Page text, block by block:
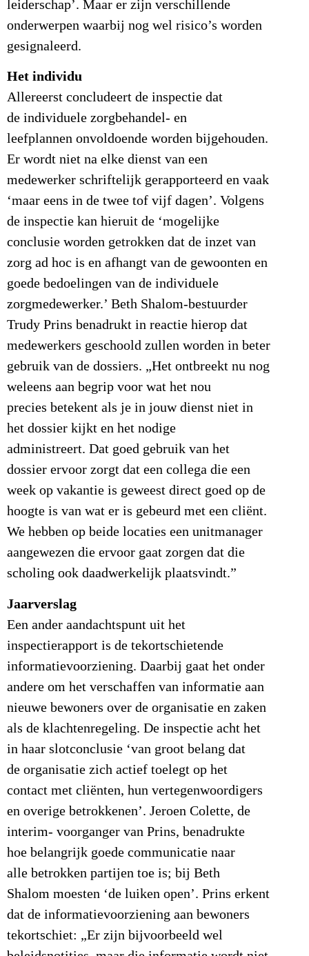
leiderschap’. Maar er zijn verschillende
onderwerpen waarbij nog wel risico’s worden
gesignaleerd.
Het individu
Allereerst concludeert de inspectie dat
de individuele zorgbehandel- en
leefplannen onvoldoende worden bijgehouden.
Er wordt niet na elke dienst van een
medewerker schriftelijk gerapporteerd en vaak
‘maar eens in de twee tof vijf dagen’. Volgens
de inspectie kan hieruit de ‘mogelijke
conclusie worden getrokken dat de inzet van
zorg ad hoc is en afhangt van de gewoonten en
goede bedoelingen van de individuele
zorgmedewerker.’ Beth Shalom-bestuurder
Trudy Prins benadrukt in reactie hierop dat
medewerkers geschoold zullen worden in beter
gebruik van de dossiers. „Het ontbreekt nu nog
weleens aan begrip voor wat het nou
precies betekent als je in jouw dienst niet in
het dossier kijkt en het nodige
administreert. Dat goed gebruik van het
dossier ervoor zorgt dat een collega die een
week op vakantie is geweest direct goed op de
hoogte is van wat er is gebeurd met een cliënt.
We hebben op beide locaties een unitmanager
aangewezen die ervoor gaat zorgen dat die
scholing ook daadwerkelijk plaatsvindt.”
Jaarverslag
Een ander aandachtspunt uit het
inspectierapport is de tekortschietende
informatievoorziening. Daarbij gaat het onder
andere om het verschaffen van informatie aan
nieuwe bewoners over de organisatie en zaken
als de klachtenregeling. De inspectie acht het
in haar slotconclusie ‘van groot belang dat
de organisatie zich actief toelegt op het
contact met cliënten, hun vertegenwoordigers
en overige betrokkenen’. Jeroen Colette, de
interim- voorganger van Prins, benadrukte
hoe belangrijk goede communicatie naar
alle betrokken partijen toe is; bij Beth
Shalom moesten ‘de luiken open’. Prins erkent
dat de informatievoorziening aan bewoners
tekortschiet: „Er zijn bijvoorbeeld wel